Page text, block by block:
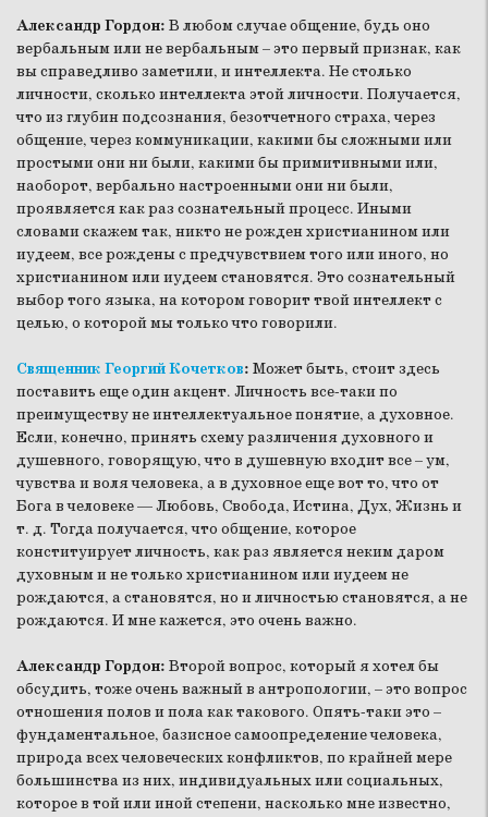
Александр Гордон: В любом случае общение, будь оно
вербальным или не вербальным – это первый признак, как
вы справедливо заметили, и интеллекта. Не столько
личности, сколько интеллекта этой личности. Получается,
что из глубин подсознания, безотчетного страха, через
общение, через коммуникации, какими бы сложными или
простыми они ни были, какими бы примитивными или,
наоборот, вербально настроенными они ни были,
проявляется как раз сознательный процесс. Иными
словами скажем так, никто не рожден христианином или
иудеем, все рождены с предчувствием того или иного, но
христианином или иудеем становятся. Это сознательный
выбор того языка, на котором говорит твой интеллект с
целью, о которой мы только что говорили.
Священник Георгий Кочетков: Может быть, стоит здесь
поставить еще один акцент. Личность все-таки по
преимуществу не интеллектуальное понятие, а духовное.
Если, конечно, принять схему различения духовного и
душевного, говорящую, что в душевную входит все – ум,
чувства и воля человека, а в духовное еще вот то, что от
Бога в человеке — Любовь, Свобода, Истина, Дух, Жизнь и
т. д. Тогда получается, что общение, которое
конституирует личность, как раз является неким даром
духовным и не только христианином или иудеем не
рождаются, а становятся, но и личностью становятся, а не
рождаются. И мне кажется, это очень важно.
Александр Гордон: Второй вопрос, который я хотел бы
обсудить, тоже очень важный в антропологии, – это вопрос
отношения полов и пола как такового. Опять-таки это –
фундаментальное, базисное самоопределение человека,
природа всех человеческих конфликтов, по крайней мере
большинства из них, индивидуальных или социальных,
которое в той или иной степени, насколько мне известно,